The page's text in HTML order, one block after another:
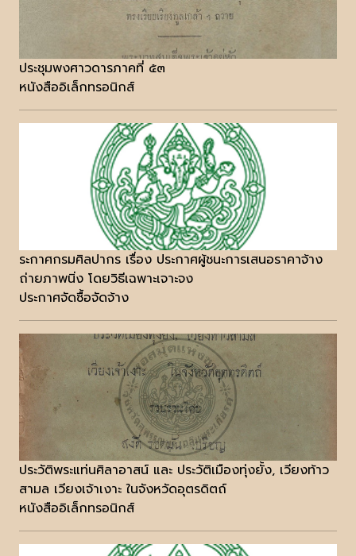
ประชุมพงศาวดารภาคที่ ๕๓
หนังสืออิเล็กทรอนิกส์
ระกาศกรมศิลปากร เรื่อง ประกาศผู้ชนะการเสนอราคาจ้าง
ถ่ายภาพนิ่ง โดยวิธีเฉพาะเจาะจง
ประกาศจัดซื้อจัดจ้าง
ประวัติพระแท่นศิลาอาสน์ และ ประวัติเมืองทุ่งยั้ง, เวียงท้าว
สามล เวียงเจ้าเงาะ ในจังหวัดอุตรดิตถ์
หนังสืออิเล็กทรอนิกส์